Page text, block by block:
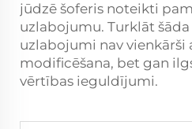
jūdzē šoferis noteikti
uzlabojumu. Turklāt
uzlabojumi nav vienkārši
modificēšana, bet gan
vērtības ieguldījumi.